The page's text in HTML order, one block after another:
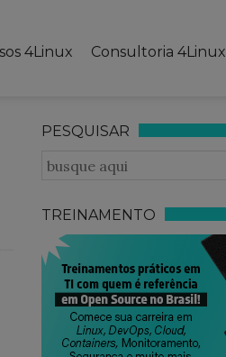
4Linux Consultoria 4Linux
PESQUISAR
TREINAMENTO